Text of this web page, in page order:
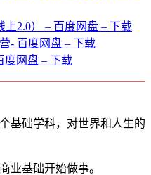
2.0） – 百度网盘 – 下载
- 百度网盘 – 下载
度网盘 – 下载
基础学科，对世界和人生的
业基础开始做事。